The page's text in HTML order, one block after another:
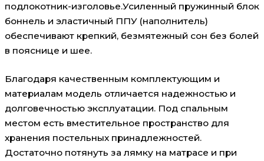
подлокотник-изголовье.Усиленный пружинный блок
боннель и эластичный ППУ (наполнитель)
обеспечивают крепкий, безмятежный сон без болей
в пояснице и шее.
Благодаря качественным комплектующим и
материалам модель отличается надежностью и
долговечностью эксплуатации. Под спальным
местом есть вместительное пространство для
хранения постельных принадлежностей.
Достаточно потянуть за лямку на матрасе и при